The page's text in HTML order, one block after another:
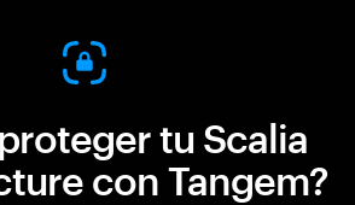
tu Scalia
con Tangem?